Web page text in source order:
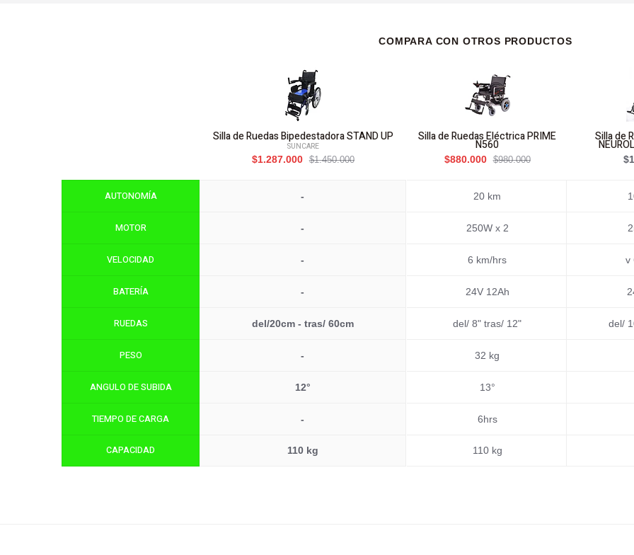
COMPARA CON OTROS PRODUCTOS
AUTONOMÍA
MOTOR
VELOCIDAD
BATERÍA
RUEDAS
PESO
ANGULO DE SUBIDA
TIEMPO DE CARGA
CAPACIDAD
Silla de Ruedas Bipedestadora STAND UP
SUNCARE
$1.287.000
$1.450.000
-
-
-
-
del/20cm - tras/ 60cm
-
12°
-
110 kg
Silla de Ruedas Eléctrica PRIME
N560
$880.000 $980.000
20 km
250W x 2
6 km/hrs
24V 12Ah
del/ 8" tras/ 12"
32 kg
13°
6hrs
110 kg
Silla de
v
del/